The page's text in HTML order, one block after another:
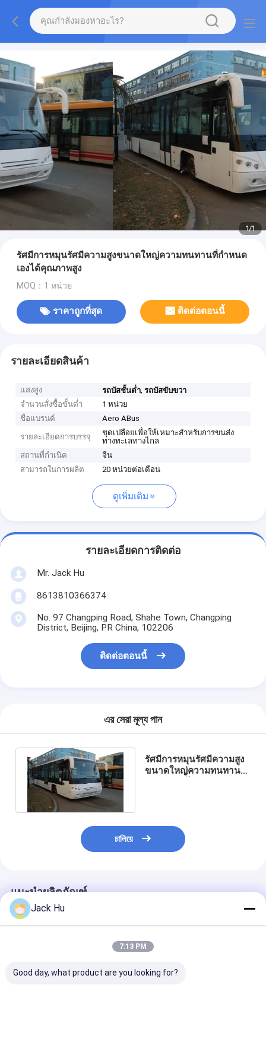
1/1
รัศมีการหมุนรัศมีความสูงขนาดใหญ่ความทนทานที่กำหนด
เองได้คุณภาพสูง
MOQ：1 หน่วย
ราคาถูกที่สุด ติดต่อตอนนี้
รายละเอียดสินค้า
แสงสูง รถบัสชั้นต่ำ,รถบัสขับขวา
จำนวนสั่งซื้อขั้นต่ำ
1 หน่วย
ชื่อแบรนด์
Aero ABus
รายละเอียดการบรรจุ
ชุดเปลือยเพื่อให้เหมาะสำหรับการขนส่ง
ทางทะเลทางไกล
สถานที่กำเนิด
จีน
สามารถในการผลิต
20 หน่วยต่อเดือน
ดูเพิ่มเติม
รายละเอียดการติดต่อ
Mr. Jack Hu
8613810366374
No. 97 Changping Road, Shahe Town, Changping
District, Beijing, PR China, 102206
ติดต่อตอนนี้
এর সেরা মূল্য পান
รัศมีการหมุนรัศมีความสูง
ขนาดใหญ่ความทนทานที่
চালিয়ে
แนะนำผลิตภัณฑ์
Jack Hu
7:13 PM
Good day, what product are you looking for?